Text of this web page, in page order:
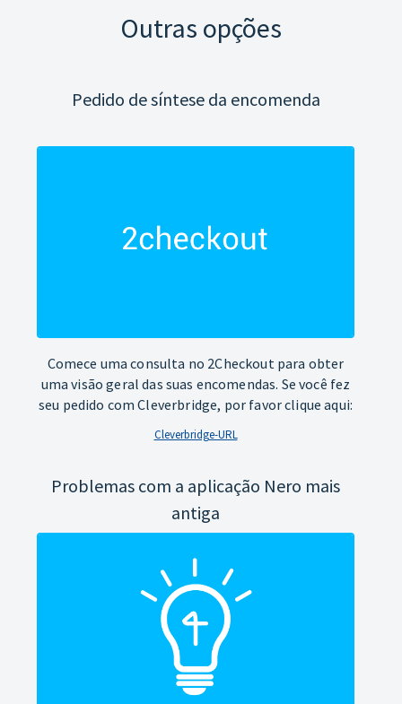
Outras opções
Pedido de síntese da encomenda
Comece uma consulta no 2Checkout para obter
uma visão geral das suas encomendas. Se você fez
seu pedido com Cleverbridge, por favor clique aqui:
Cleverbridge-URL
Problemas com a aplicação Nero mais
antiga